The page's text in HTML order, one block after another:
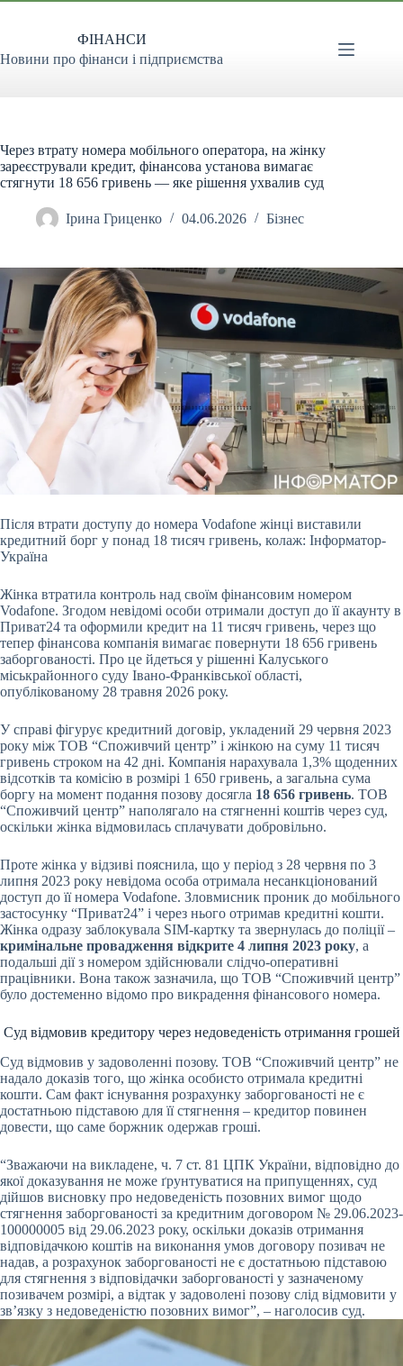
Перейти
ФІНАНСИ
Новини про фінанси і підприємства
Через втрату номера мобільного оператора, на жінку
зареєстрували кредит, фінансова установа вимагає
стягнути 18 656 гривень — яке рішення ухвалив суд
Ірина Гриценко 04.06.2026 Бізнес
Після втрати доступу до номера Vodafone жінці виставили
кредитний борг у понад 18 тисяч гривень, колаж: Інформатор-
Україна
Жінка втратила контроль над своїм фінансовим номером
Vodafone. Згодом невідомі особи отримали доступ до її акаунту в
Приват24 та оформили кредит на 11 тисяч гривень, через що
тепер фінансова компанія вимагає повернути 18 656 гривень
заборгованості. Про це йдеться у рішенні Калуського
міськрайонного суду Івано-Франківської області,
опублікованому 28 травня 2026 року.
У справі фігурує кредитний договір, укладений 29 червня 2023
року між ТОВ “Споживчий центр” і жінкою на суму 11 тисяч
гривень строком на 42 дні. Компанія нарахувала 1,3% щоденних
відсотків та комісію в розмірі 1 650 гривень, а загальна сума
боргу на момент подання позову досягла 18 656 гривень. ТОВ
“Споживчий центр” наполягало на стягненні коштів через суд,
оскільки жінка відмовилась сплачувати добровільно.
Проте жінка у відзиві пояснила, що у період з 28 червня по 3
липня 2023 року невідома особа отримала несанкціонований
доступ до її номера Vodafone. Зловмисник проник до мобільного
застосунку “Приват24” і через нього отримав кредитні кошти.
Жінка одразу заблокувала SIM-картку та звернулась до поліції –
кримінальне провадження відкрите 4 липня 2023 року, а
подальші дії з номером здійснювали слідчо-оперативні
працівники. Вона також зазначила, що ТОВ “Споживчий центр”
було достеменно відомо про викрадення фінансового номера.
Суд відмовив кредитору через недоведеність отримання грошей
Суд відмовив у задоволенні позову. ТОВ “Споживчий центр” не
надало доказів того, що жінка особисто отримала кредитні
кошти. Сам факт існування розрахунку заборгованості не є
достатньою підставою для її стягнення – кредитор повинен
довести, що саме боржник одержав гроші.
“Зважаючи на викладене, ч. 7 ст. 81 ЦПК України, відповідно до
якої доказування не може ґрунтуватися на припущеннях, суд
дійшов висновку про недоведеність позовних вимог щодо
стягнення заборгованості за кредитним договором № 29.06.2023-
100000005 від 29.06.2023 року, оскільки доказів отримання
відповідачкою коштів на виконання умов договору позивач не
надав, а розрахунок заборгованості не є достатньою підставою
для стягнення з відповідачки заборгованості у зазначеному
позивачем розмірі, а відтак у задоволені позову слід відмовити у
зв’язку з недоведеністю позовних вимог”, – наголосив суд.